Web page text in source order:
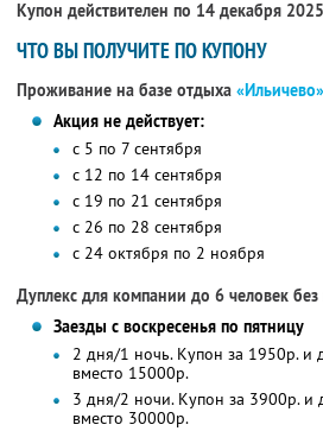
Купон действителен по 14 декабря
ЧТО ВЫ ПОЛУЧИТЕ ПО КУПОНУ
Проживание на базе отдыха «Ильичево»
Акция не действует:
с 5 по 7 сентября
с 12 по 14 сентября
с 19 по 21 сентября
с 26 по 28 сентября
с 24 октября по 2 ноября
Дуплекс для компании до 6 человек без
Заезды с воскресенья по пятницу
2 дня/1 ночь. Купон за 1950р. и
вместо 15000р.
3 дня/2 ночи. Купон за 3900р. и
вместо 30000р.